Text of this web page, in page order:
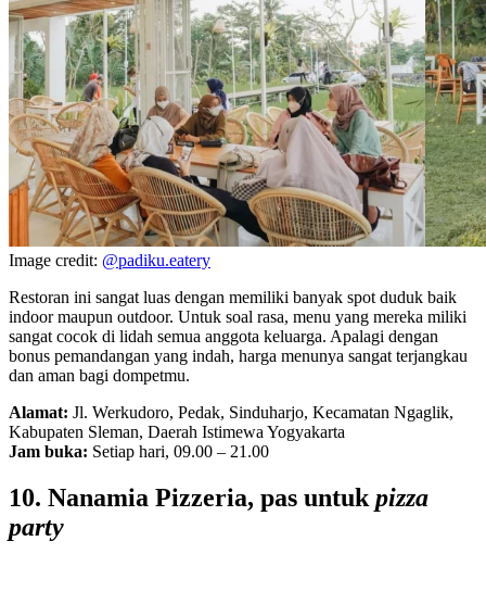
Image credit: @padiku.eatery
Restoran ini sangat luas dengan memiliki banyak spot duduk baik
indoor maupun outdoor. Untuk soal rasa, menu yang mereka miliki
sangat cocok di lidah semua anggota keluarga. Apalagi dengan
bonus pemandangan yang indah, harga menunya sangat terjangkau
dan aman bagi dompetmu.
Alamat: Jl. Werkudoro, Pedak, Sinduharjo, Kecamatan Ngaglik,
Kabupaten Sleman, Daerah Istimewa Yogyakarta
Jam buka: Setiap hari, 09.00 – 21.00
10. Nanamia Pizzeria, pas untuk pizza
party